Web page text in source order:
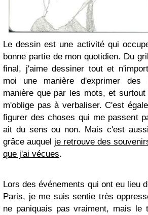
Le dessin est une activité qui
bonne partie de mon quotidien. Du
final, j'aime dessiner tout et
moi une manière d'exprimer des
manière que par les mots, et
m'oblige pas à verbaliser. C'est
figurer des choses qui me passent
ait du sens ou non. Mais c'est
grâce auquel je retrouve des
que j'ai vécues.
Lors des événements qui ont eu lieu
Paris, je me suis sentie très
ne paniquais pas vraiment, mais le